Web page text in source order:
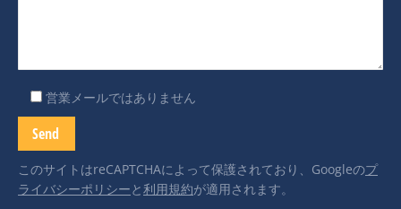
営業メールではありません
このサイトはreCAPTCHAによって保護されており、Googleのプ
ライバシーポリシーと利用規約が適用されます。